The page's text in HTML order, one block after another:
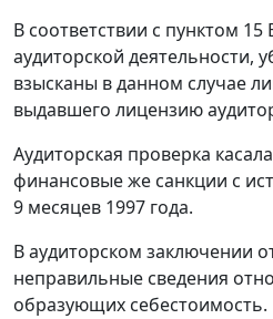
В соответствии с пунктом 15
аудиторской деятельности,
взысканы в данном случае
выдавшего лицензию
Аудиторская проверка
финансовые же санкции с
9 месяцев 1997 года.
В аудиторском заключении
неправильные сведения
образующих себестоимость.